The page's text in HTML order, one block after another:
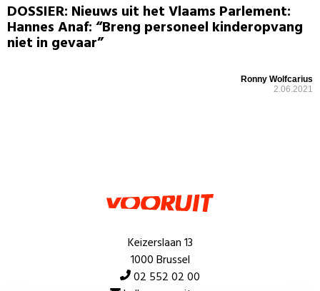
DOSSIER: Nieuws uit het Vlaams Parlement:
Hannes Anaf: “Breng personeel kinderopvang
niet in gevaar”
Ronny Wolfcarius
2.06.2021
Keizerslaan 13
1000 Brussel
02 552 02 00